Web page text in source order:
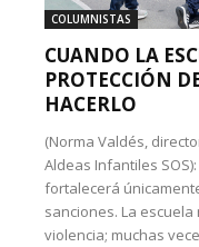
COLUMNISTAS
CUANDO LA
PROTECCIÓN
HACERLO
(Norma Valdés,
Aldeas Infantiles
fortalecerá
sanciones. La
violencia; muchas